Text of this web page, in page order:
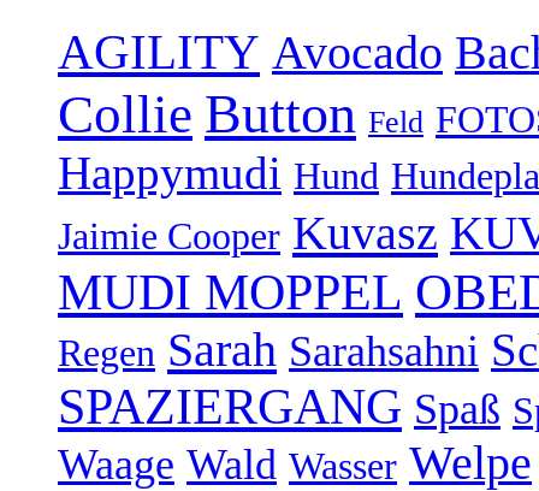
AGILITY Avocado
Collie Button Feld
Happymudi Hund
Jaimie Cooper Kuvasz
MUDI MOPPEL
Regen Sarah Sarahsahni
SPAZIERGANG Spaß
Waage Wald Wasser Welpe